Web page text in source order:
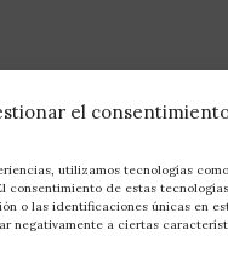
el
utilizamos tecnologías
consentimiento de estas
o las identificaciones únicas en
negativamente a ciertas